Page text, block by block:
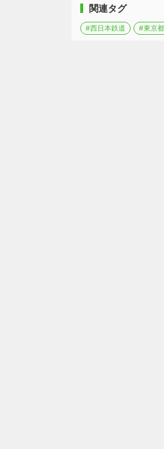
関連タグ
#西日本鉄道 #東京